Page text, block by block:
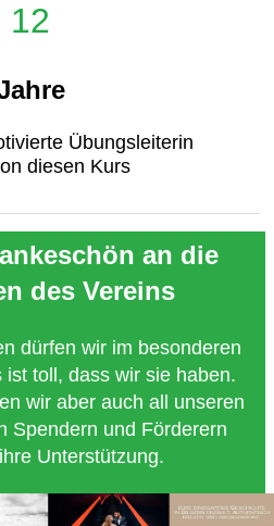
12
Übungsleiterin
diesen Kurs
an die
des Vereins
dürfen wir im besonderen
toll, dass wir sie haben.
wir aber auch all unseren
Spendern und Förderern
Unterstützung.